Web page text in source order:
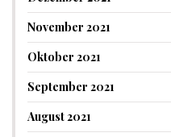
November 2021
Oktober 2021
September 2021
August 2021